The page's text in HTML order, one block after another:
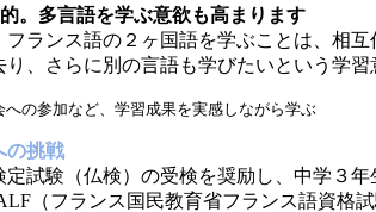
。多言語を学ぶ意欲も高まります
ランス語の２ヶ国語を学ぶことは、相
、さらに別の言語も学びたいという学習
の参加など、学習成果を実感しながら学ぶ
の挑戦
試験（仏検）の受検を奨励し、中学３
（フランス国民教育省フランス語資格